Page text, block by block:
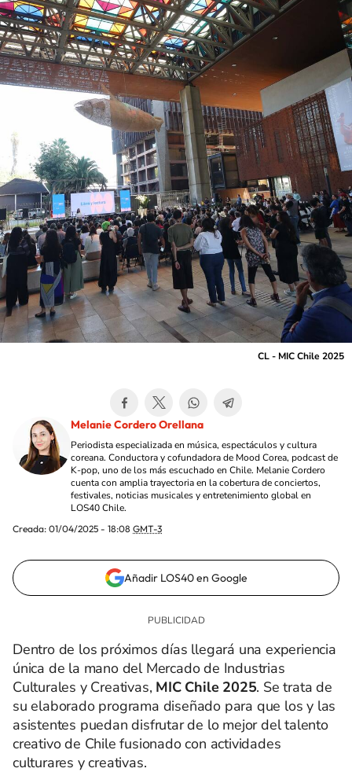
CL - MIC Chile 2025
Melanie Cordero Orellana
Periodista especializada en música, espectáculos y cultura
coreana. Conductora y cofundadora de Mood Corea, podcast de
K-pop, uno de los más escuchado en Chile. Melanie Cordero
cuenta con amplia trayectoria en la cobertura de conciertos,
festivales, noticias musicales y entretenimiento global en
LOS40 Chile.
Creada: 01/04/2025 - 18:08 GMT-3
Añadir LOS40 en Google
Dentro de los próximos días llegará una experiencia
única de la mano del Mercado de Industrias
Culturales y Creativas, MIC Chile 2025. Se trata de
su elaborado programa diseñado para que los y las
asistentes puedan disfrutar de lo mejor del talento
creativo de Chile fusionado con actividades
culturares y creativas.